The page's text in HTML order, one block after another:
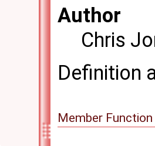
Author
Chris
Definition
Member